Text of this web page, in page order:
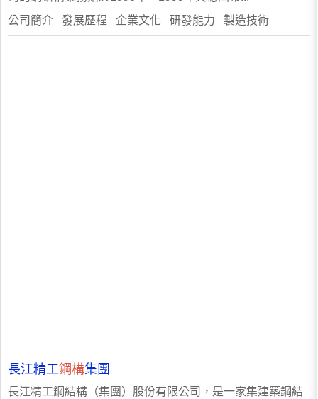
公司簡介 發展歷程 企業文化 研發能力 製造技術
長江精工鋼構集團
長江精工鋼結構（集團）股份有限公司，是一家集建築鋼結